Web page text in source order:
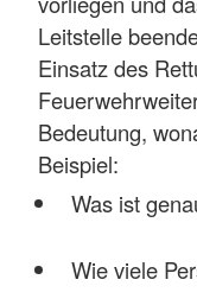
Leitstelle
Einsatz des
Bedeutung,
Beispiel:
Was ist
Wie viele